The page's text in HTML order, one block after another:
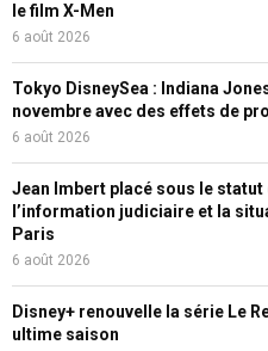
le film X-Men
6 août 2026
Tokyo DisneySea : Indiana
novembre avec des effets de
6 août 2026
Jean Imbert placé sous le
l’information judiciaire et la
Paris
6 août 2026
Disney+ renouvelle la série Le
ultime saison